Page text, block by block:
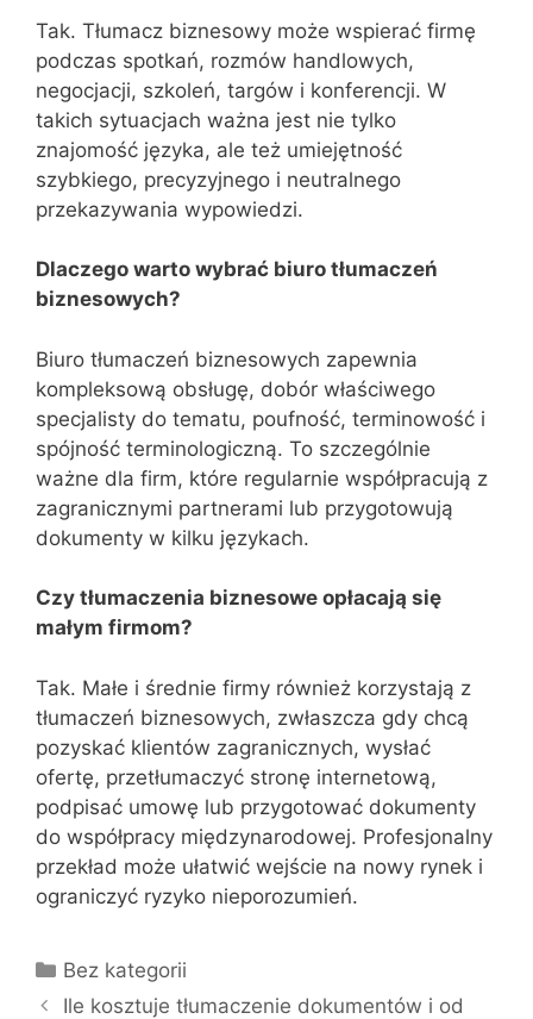
Tak. Tłumacz biznesowy może wspierać firmę
podczas spotkań, rozmów handlowych,
negocjacji, szkoleń, targów i konferencji. W
takich sytuacjach ważna jest nie tylko
znajomość języka, ale też umiejętność
szybkiego, precyzyjnego i neutralnego
przekazywania wypowiedzi.
Dlaczego warto wybrać biuro tłumaczeń
biznesowych?
Biuro tłumaczeń biznesowych zapewnia
kompleksową obsługę, dobór właściwego
specjalisty do tematu, poufność, terminowość i
spójność terminologiczną. To szczególnie
ważne dla firm, które regularnie współpracują z
zagranicznymi partnerami lub przygotowują
dokumenty w kilku językach.
Czy tłumaczenia biznesowe opłacają się
małym firmom?
Tak. Małe i średnie firmy również korzystają z
tłumaczeń biznesowych, zwłaszcza gdy chcą
pozyskać klientów zagranicznych, wysłać
ofertę, przetłumaczyć stronę internetową,
podpisać umowę lub przygotować dokumenty
do współpracy międzynarodowej. Profesjonalny
przekład może ułatwić wejście na nowy rynek i
ograniczyć ryzyko nieporozumień.
Kategorie
Bez kategorii
Ile kosztuje tłumaczenie dokumentów i od